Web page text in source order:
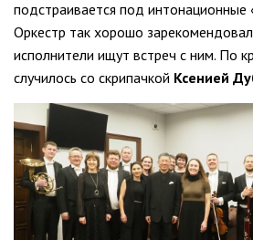
подстраивается под интонационные
Оркестр так хорошо
исполнители ищут встреч с ним. По
случилось со скрипачкой Ксенией